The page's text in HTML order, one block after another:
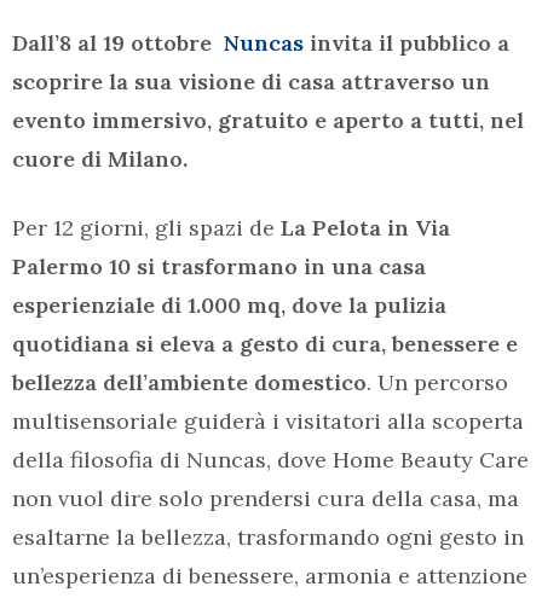
Dall’8 al 19 ottobre Nuncas invita il pubblico a
scoprire la sua visione di casa attraverso un
evento immersivo, gratuito e aperto a tutti, nel
cuore di Milano.
Per 12 giorni, gli spazi de La Pelota in Via
Palermo 10 si trasformano in una casa
esperienziale di 1.000 mq, dove la pulizia
quotidiana si eleva a gesto di cura, benessere e
bellezza dell’ambiente domestico. Un percorso
multisensoriale guiderà i visitatori alla scoperta
della filosofia di Nuncas, dove Home Beauty Care
non vuol dire solo prendersi cura della casa, ma
esaltarne la bellezza, trasformando ogni gesto in
un’esperienza di benessere, armonia e attenzione